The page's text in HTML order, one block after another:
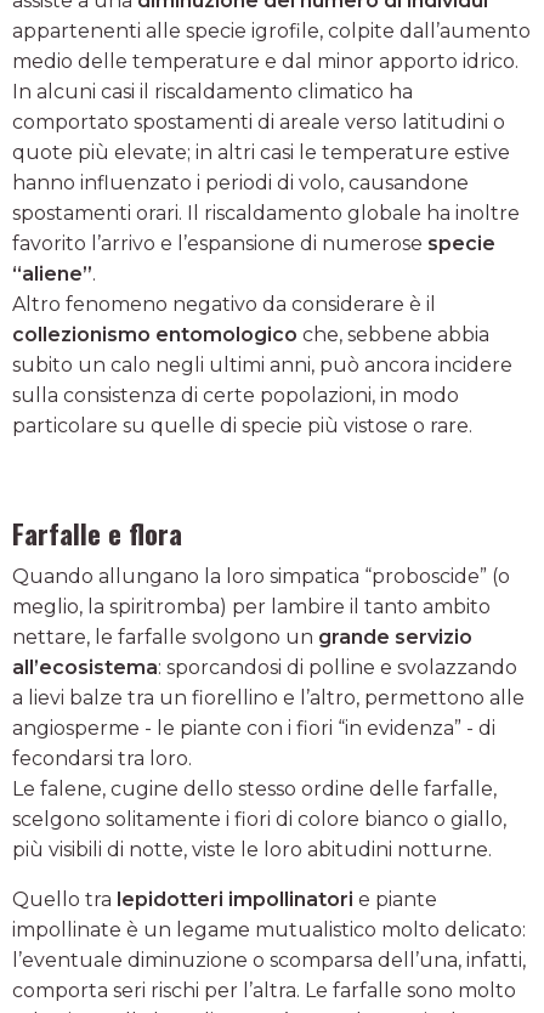
appartenenti alle specie igrofile, colpite dall’aumento
medio delle temperature e dal minor apporto idrico.
In alcuni casi il riscaldamento climatico ha
comportato spostamenti di areale verso latitudini o
quote più elevate; in altri casi le temperature estive
hanno influenzato i periodi di volo, causandone
spostamenti orari. Il riscaldamento globale ha inoltre
favorito l’arrivo e l’espansione di numerose specie
“aliene”.
Altro fenomeno negativo da considerare è il
collezionismo entomologico che, sebbene abbia
subito un calo negli ultimi anni, può ancora incidere
sulla consistenza di certe popolazioni, in modo
particolare su quelle di specie più vistose o rare.
Farfalle e flora
Quando allungano la loro simpatica “proboscide” (o
meglio, la spiritromba) per lambire il tanto ambito
nettare, le farfalle svolgono un grande servizio
all’ecosistema: sporcandosi di polline e svolazzando
a lievi balze tra un fiorellino e l’altro, permettono alle
angiosperme - le piante con i fiori “in evidenza” - di
fecondarsi tra loro.
Le falene, cugine dello stesso ordine delle farfalle,
scelgono solitamente i fiori di colore bianco o giallo,
più visibili di notte, viste le loro abitudini notturne.
Quello tra lepidotteri impollinatori e piante
impollinate è un legame mutualistico molto delicato:
l’eventuale diminuzione o scomparsa dell’una, infatti,
comporta seri rischi per l’altra. Le farfalle sono molto